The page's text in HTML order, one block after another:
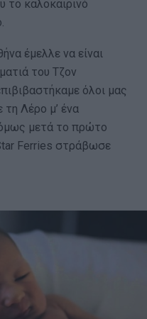
το καλοκαιρινό
έμελλε να είναι
του Τζον
όλοι μας
τη Λέρο μ’ ένα
μετά το πρώτο
Ferries στράβωσε